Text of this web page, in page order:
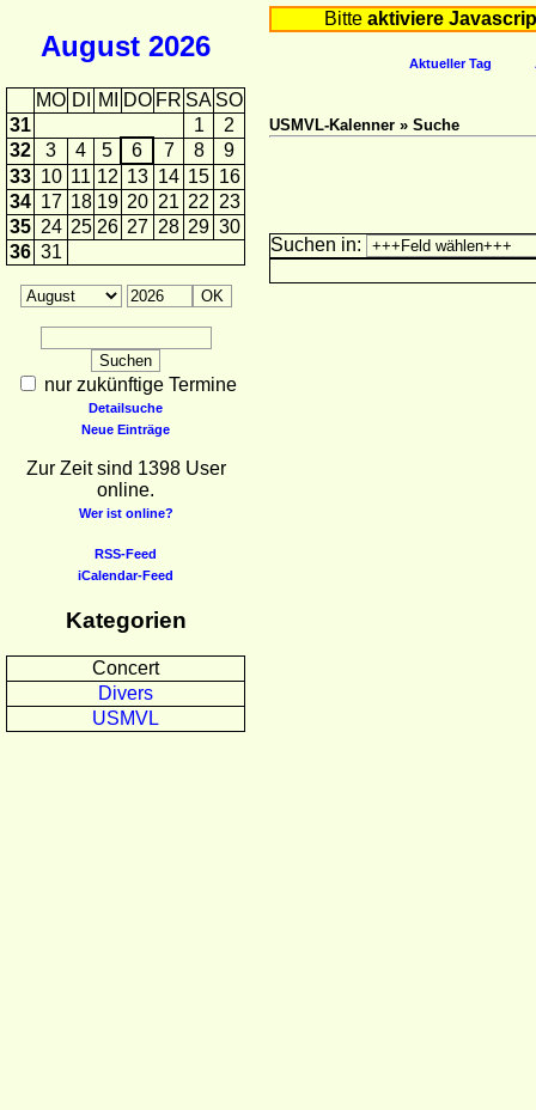
August 2026
MO DI MI DO FR SA SO
31
1
2
32
3 4 5 6 7 8
9
33 10 11 12 13 14 15 16
34 17 18 19 20 21 22 23
35 24 25 26 27 28 29 30
36 31
nur zukünftige Termine
Detailsuche
Neue Einträge
Zur Zeit sind 1398 User
online.
Wer ist online?
RSS-Feed
iCalendar-Feed
Kategorien
Concert
Divers
USMVL
Bitte aktiviere
Aktueller Tag
USMVL-Kalenner » Suche
Suchen in: